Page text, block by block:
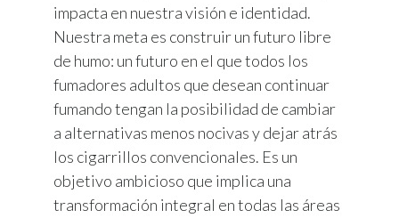
impacta en nuestra visión e identidad.
Nuestra meta es construir un futuro libre
de humo: un futuro en el que todos los
fumadores adultos que desean continuar
fumando tengan la posibilidad de cambiar
a alternativas menos nocivas y dejar atrás
los cigarrillos convencionales. Es un
objetivo ambicioso que implica una
transformación integral en todas las áreas